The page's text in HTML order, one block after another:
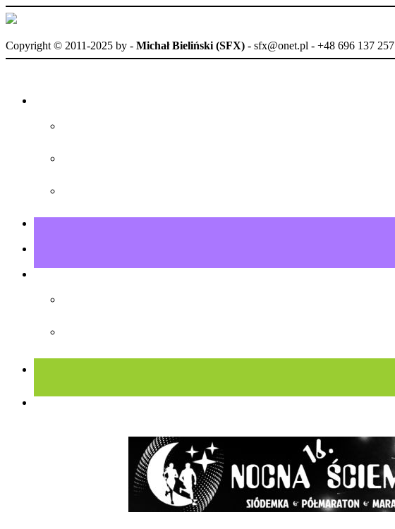
Copyright © 2011-2025 by - Michał Bieliński (SFX) - sfx@onet.pl - +48 696 137 257